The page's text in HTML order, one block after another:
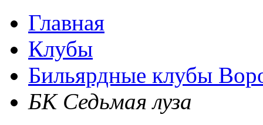
Главная
Клубы
Бильярдные клубы
БК Седьмая луза